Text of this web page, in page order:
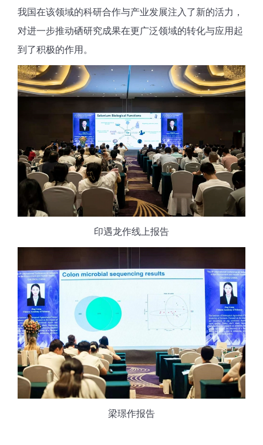
我国在该领域的科研合作与产业发展注入了新的活力，
对进一步推动硒研究成果在更广泛领域的转化与应用起
到了积极的作用。
印遇龙作线上报告
梁璟作报告